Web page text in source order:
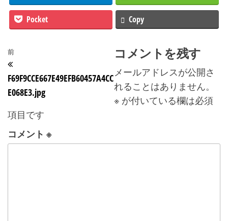
Pocket Copy
投稿ナビゲーション
過去の投稿
前
F69F9CCE667E49EFB60457A4CC
E068E3.jpg
コメントを残す
メールアドレスが公開さ
れることはありません。
※ が付いている欄は必須
項目です
コメント ※